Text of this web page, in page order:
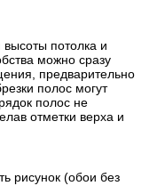
высоты потолка и
можно сразу
предварительно
полос могут
полос не
отметки верха и
рисунок (обои без